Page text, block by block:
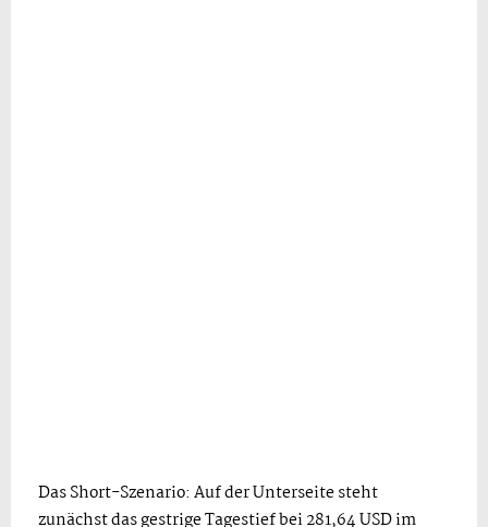
Das Short-Szenario: Auf der Unterseite steht
zunächst das gestrige Tagestief bei 281,64 USD im